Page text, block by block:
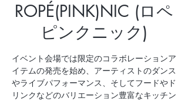
ROPÉ(PINK)NIC (ロペ
ピンクニック)
イベント会場では限定のコラボレーションア
イテムの発売を始め、アーティストのダンス
やライブパフォーマンス、そしてフードやド
リンクなどのバリエーション豊富なキッチン